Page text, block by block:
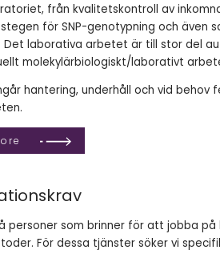
från kvalitetskontroll av
för SNP-genotypning och även
Det laborativa arbetet är till stor del
molekylärbiologiskt/laborativt
hantering, underhåll och vid behov
personer som brinner för att jobba
För dessa tjänster söker vi